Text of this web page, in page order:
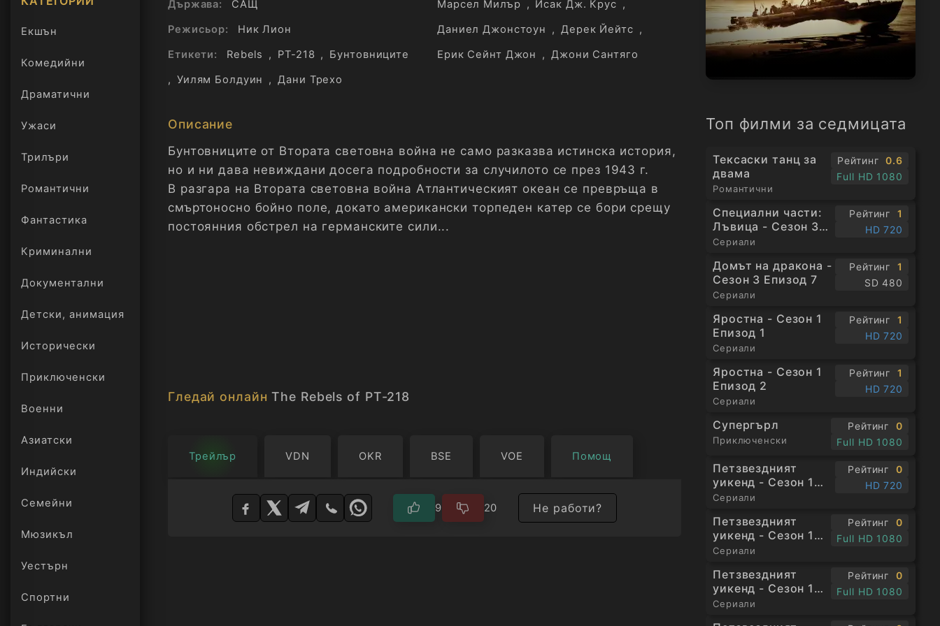
Екшън
Комедийни
Драматични
Ужаси
Трилъри
онлайн
Романтични
Фантастика
Криминални
Документални
Детски, анимация
Исторически
Приключенски
Военни
Азиатски
Индийски
Семейни
Мюзикъл
Уестърн
Спортни
Топ филми за седмицата
Тексаски танц за
двама
Романтични
Рейтинг
0.6
Full HD 1080
Специални части:
Лъвица - Сезон 3
Епизод 1
Сериали
Рейтинг
1
HD 720
Домът на дракона -
Сезон 3 Епизод 7
Сериали
Рейтинг
1
SD 480
Яростна - Сезон 1
Епизод 1
Сериали
Рейтинг
1
HD 720
Яростна - Сезон 1
Епизод 2
Сериали
Рейтинг
1
HD 720
Супергърл
Приключенски
Рейтинг
0
Full HD 1080
Петзвездният
уикенд - Сезон 1
Епизод 1
Сериали
Рейтинг
0
HD 720
Петзвездният
уикенд - Сезон 1
Епизод 2
Сериали
Рейтинг
0
Full HD 1080
Петзвездният
уикенд - Сезон 1
Епизод 3
Сериали
Рейтинг
0
Full HD 1080
Държава:
САЩ
Режисьор:
Ник Лион
Етикети:
Rebels , PT-218 ,
Бунтовниците
, Уилям Болдуин , Дани Трехо
Марсел Милър
, Исак Дж. Крус ,
Даниел Джонстоун
, Дерек Йейтс ,
Ерик Сейнт Джон
, Джони Сантяго
Описание
Бунтовниците от Втората световна война не само разказва истинска история,
но и ни дава невиждани досега подробности за случилото се през 1943 г.
В разгара на Втората световна война Атлантическият океан се превръща в
смъртоносно бойно поле, докато американски торпеден катер се бори срещу
постоянния обстрел на германските сили...
Гледай онлайнThe Rebels of PT-218
Трейлър VDN OKR BSE VOE Помощ
9 20 Не работи?